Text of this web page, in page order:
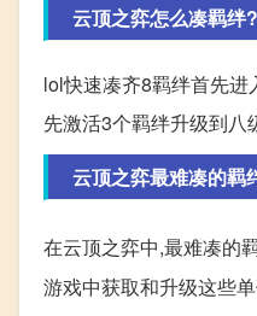
云顶之弈怎么凑羁绊?
lol快速凑齐8羁绊首先
先激活3个羁绊升级到八
云顶之弈最难凑的羁
在云顶之弈中,最难凑的
游戏中获取和升级这些单